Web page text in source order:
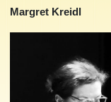
Margret Kreidl